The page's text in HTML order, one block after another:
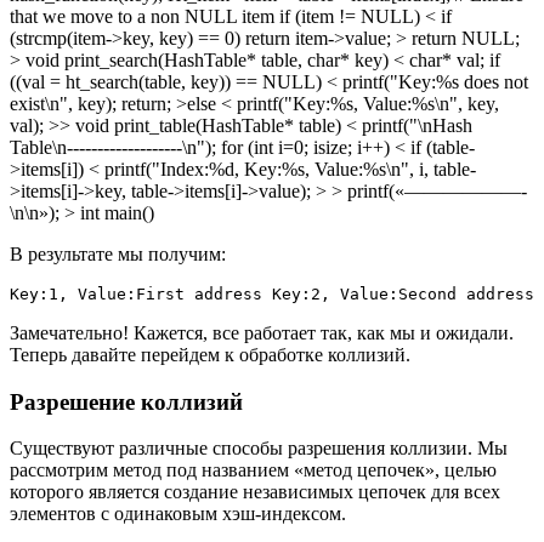
that we move to a non NULL item if (item != NULL) < if
(strcmp(item->key, key) == 0) return item->value; > return NULL;
> void print_search(HashTable* table, char* key) < char* val; if
((val = ht_search(table, key)) == NULL) < printf("Key:%s does not
exist\n", key); return; >else < printf("Key:%s, Value:%s\n", key,
val); >> void print_table(HashTable* table) < printf("\nHash
Table\n-------------------\n"); for (int i=0; isize; i++) < if (table-
>items[i]) < printf("Index:%d, Key:%s, Value:%s\n", i, table-
>items[i]->key, table->items[i]->value); > > printf(«——————-
\n\n»); > int main()
В результате мы получим:
Key:1, Value:First address Key:2, Value:Second
Замечательно! Кажется, все работает так, как мы и ожидали.
Теперь давайте перейдем к обработке коллизий.
Разрешение коллизий
Существуют различные способы разрешения коллизии. Мы
рассмотрим метод под названием «метод цепочек», целью
которого является создание независимых цепочек для всех
элементов с одинаковым хэш-индексом.